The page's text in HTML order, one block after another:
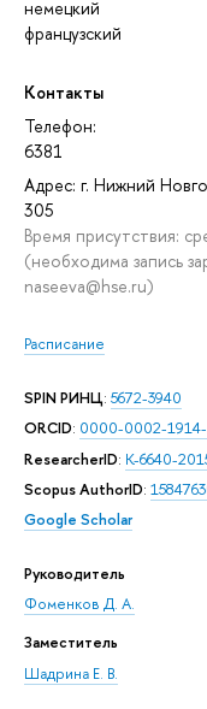
немецкий
французский
Контакты
Телефон:
6381
Адрес: г. Нижний
305
Время присутствия:
(необходима запись
naseeva@hse.ru)
Расписание
SPIN РИНЦ: 5672-3940
ORCID: 0000-0002-
ResearcherID: K-6640-
Scopus AuthorID:
Google Scholar
Руководитель
Фоменков Д. А.
Заместитель
Шадрина Е. В.